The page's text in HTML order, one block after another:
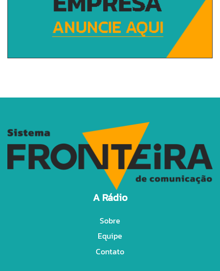
A Rádio
Sobre
Equipe
Contato